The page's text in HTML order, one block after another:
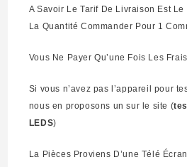
A Savoir Le Tarif De Livraison Est Le
La Quantité Commander Pour 1
Vous Ne Payer Qu’une Fois Les
Si vous n’avez pas l’appareil pour
nous en proposons un sur le site (
LEDS)
La Pièces Proviens D’une Télé